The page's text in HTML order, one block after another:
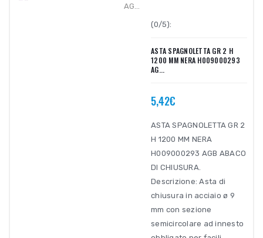
(0/5):
ASTA SPAGNOLETTA GR 2 H
1200 MM NERA H009000293
AG...
5,42€
ASTA SPAGNOLETTA GR 2
H 1200 MM NERA
H009000293 AGB ABACO
DI CHIUSURA.
Descrizione: Asta di
chiusura in acciaio ø 9
mm con sezione
semicircolare ad innesto